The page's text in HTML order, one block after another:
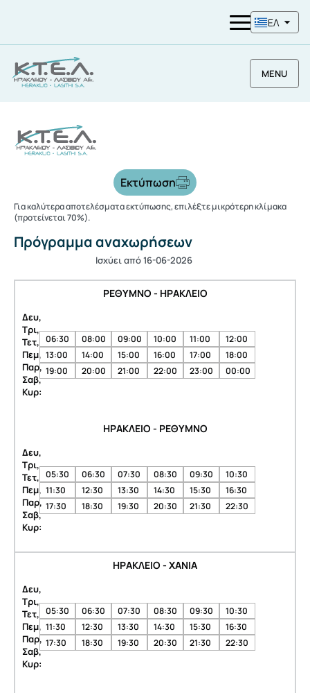
ΕΛ
MENU
Εκτύπωση
Για καλύτερα αποτελέσματα εκτύπωσης, επιλέξτε μικρότερη κλίμακα
(προτείνεται 70%).
Πρόγραμμα αναχωρήσεων
Ισχύει από 16-06-2026
ΡΕΘΥΜΝΟ - ΗΡΑΚΛΕΙΟ
Δευ,
Τρι,
Τετ,
Πεμ,
Παρ,
Σαβ,
Κυρ:
06:30 08:00 09:00 10:00 11:00
12:00
13:00
14:00 15:00 16:00 17:00
18:00
19:00
20:00 21:00 22:00 23:00 00:00
ΗΡΑΚΛΕΙΟ - ΡΕΘΥΜΝΟ
Δευ,
Τρι,
Τετ,
Πεμ,
Παρ,
Σαβ,
Κυρ:
05:30 06:30 07:30 08:30 09:30
10:30
11:30
12:30 13:30 14:30 15:30
16:30
17:30
18:30 19:30 20:30 21:30 22:30
ΗΡΑΚΛΕΙΟ - ΧΑΝΙΑ
Δευ,
Τρι,
Τετ,
Πεμ,
Παρ,
Σαβ,
Κυρ:
05:30 06:30 07:30 08:30 09:30
10:30
11:30
12:30 13:30 14:30 15:30
16:30
17:30
18:30 19:30 20:30 21:30 22:30